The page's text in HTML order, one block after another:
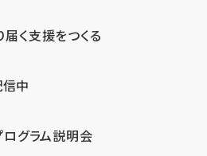
届く支援をつくる
中
ログラム説明会